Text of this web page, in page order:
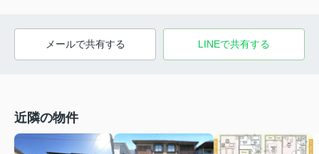
メールで共有する LINEで共有する
近隣の物件